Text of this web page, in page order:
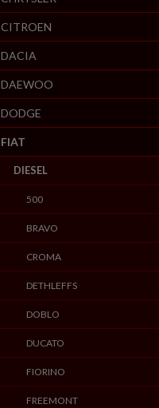
CITROEN
DACIA
DAEWOO
DODGE
FIAT
DIESEL
500
BRAVO
CROMA
DETHLEFFS
DOBLO
DUCATO
FIORINO
FREEMONT